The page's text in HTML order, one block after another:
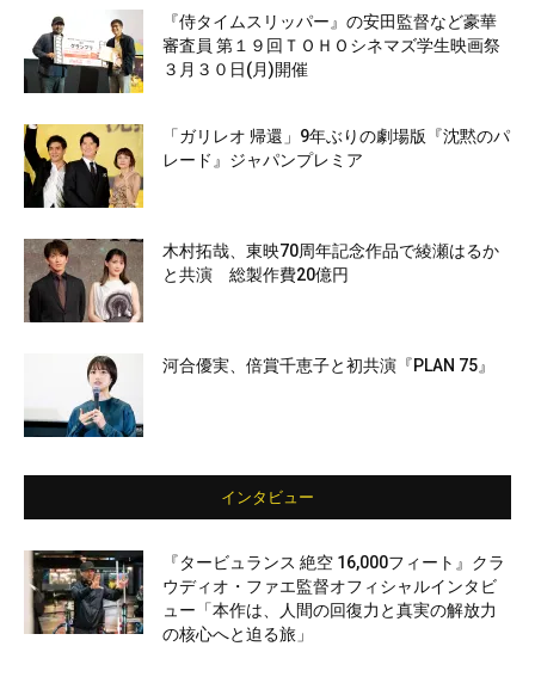
『侍タイムスリッパー』の安田監督など豪華
審査員 第１９回ＴＯＨＯシネマズ学生映画祭
３月３０日(月)開催
「ガリレオ 帰還」9年ぶりの劇場版『沈黙のパ
レード』ジャパンプレミア
木村拓哉、東映70周年記念作品で綾瀬はるか
と共演 総製作費20億円
河合優実、倍賞千恵子と初共演『PLAN 75』
インタビュー
『タービュランス 絶空 16,000フィート』クラ
ウディオ・ファエ監督オフィシャルインタビ
ュー「本作は、人間の回復力と真実の解放力
の核心へと迫る旅」